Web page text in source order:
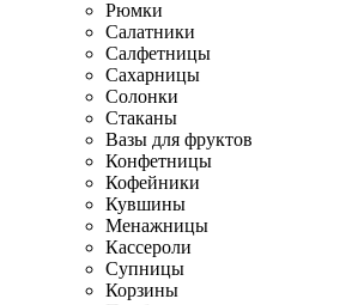
Рюмки
Салатники
Салфетницы
Сахарницы
Солонки
Стаканы
Вазы для фруктов
Конфетницы
Кофейники
Кувшины
Менажницы
Кассероли
Супницы
Корзины